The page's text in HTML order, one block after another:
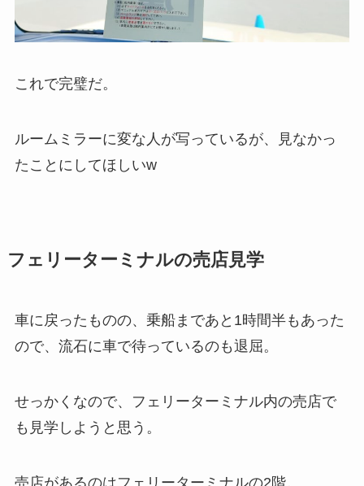
これで完璧だ。
ルームミラーに変な人が写っているが、見なかっ
たことにしてほしいw
フェリーターミナルの売店見学
車に戻ったものの、乗船まであと1時間半もあった
ので、流石に車で待っているのも退屈。
せっかくなので、フェリーターミナル内の売店で
も見学しようと思う。
売店があるのはフェリーターミナルの2階。